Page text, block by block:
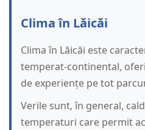
Clima în Lăicăi
Clima în Lăicăi este
temperat-continental,
de experiențe pe tot
Verile sunt, în general,
temperaturi care permit